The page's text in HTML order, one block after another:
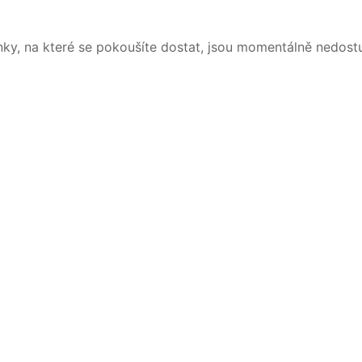
na které se pokoušíte dostat, jsou momentálně